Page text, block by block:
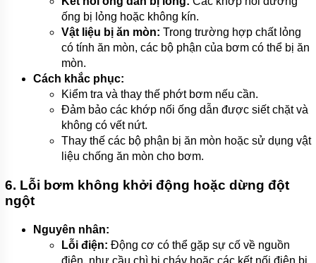
ống bị lỏng hoặc không kín.
Vật liệu bị ăn mòn: Trong trường hợp chất lỏng
có tính ăn mòn, các bộ phận của bơm có thể bị ăn
mòn.
Cách khắc phục:
Kiểm tra và thay thế phớt bơm nếu cần.
Đảm bảo các khớp nối ống dẫn được siết chặt và
không có vết nứt.
Thay thế các bộ phận bị ăn mòn hoặc sử dụng vật
liệu chống ăn mòn cho bơm.
6. Lỗi bơm không khởi động hoặc dừng đột
ngột
Nguyên nhân:
Lỗi điện: Động cơ có thể gặp sự cố về nguồn
điện, như cầu chì bị cháy hoặc các kết nối điện bị